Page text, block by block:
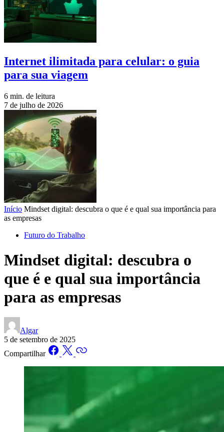
Internet ilimitada para celular: o guia
para sua viagem
6 min. de leitura
7 de julho de 2026
Início Mindset digital: descubra o que é e qual sua importância para
as empresas
Futuro do Trabalho
Mindset digital: descubra o
que é e qual sua importância
para as empresas
Algar
5 de setembro de 2025
Compartilhar